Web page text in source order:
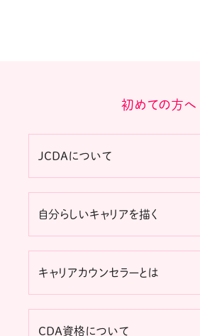
初めての方へ
JCDAについて
自分らしいキャリアを描く
キャリアカウンセラーとは
CDA資格について